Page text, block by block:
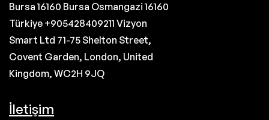
Bursa 16160 Bursa Osmangazi 16160
Türkiye +905428409211 Vizyon
Smart Ltd 71-75 Shelton Street,
Covent Garden, London, United
Kingdom, WC2H 9JQ
İletişim